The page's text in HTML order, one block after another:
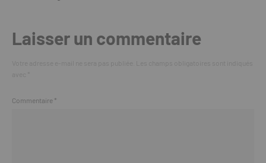
Laisser un commentaire
Commentaire *